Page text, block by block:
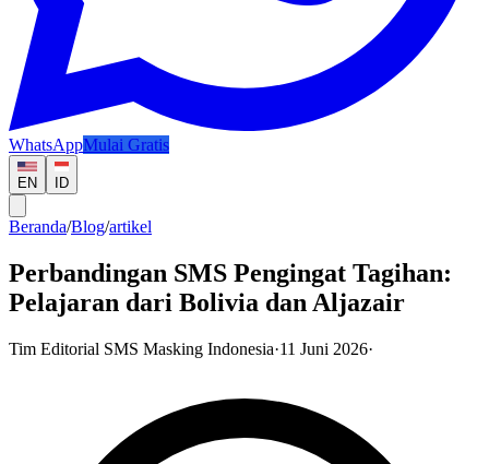
WhatsAppMulai Gratis
EN ID
Beranda/Blog/artikel
Perbandingan SMS Pengingat Tagihan:
Pelajaran dari Bolivia dan Aljazair
Tim Editorial SMS Masking Indonesia·11 Juni 2026·